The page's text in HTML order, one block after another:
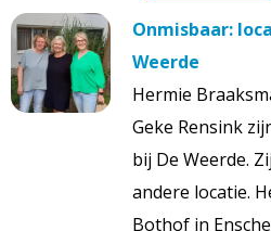
Onmisbaar:
Weerde
Hermie
Geke Rensink
bij De Weerde.
andere locatie.
Bothof in